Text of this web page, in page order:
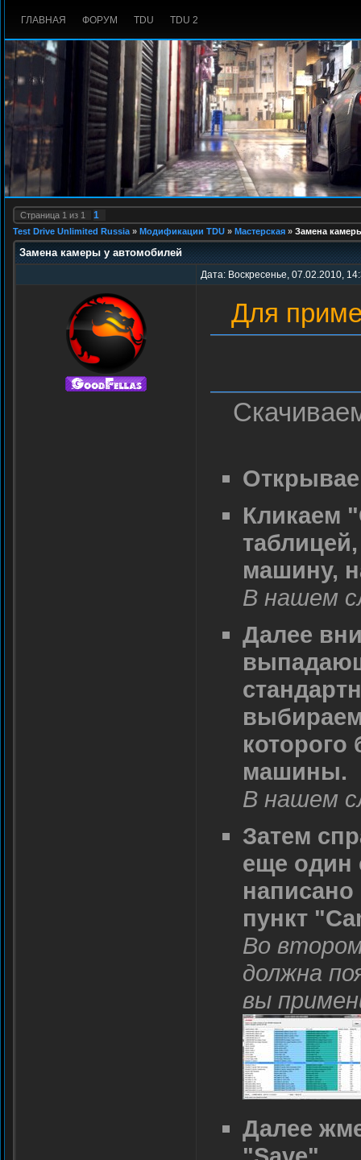
ГЛАВНАЯ ФОРУМ TDU TDU 2
Страница 1 из 1 1
Test Drive Unlimited Russia » Модификации TDU » Мастерская » Замена
Замена камеры у автомобилей
Дата: Воскресенье, 07.02.2010,
Для
Кликаем
машину,
В нашем
Далее
машины.
В нашем
Затем
еще один
пункт
Во
должна
вы
Далее